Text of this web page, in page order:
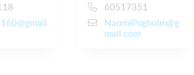
60517351
NaomiPugholm@g
mail.com